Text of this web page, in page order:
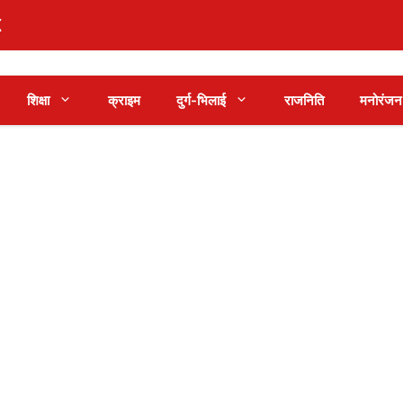
शिक्षा क्राइम दुर्ग-भिलाई राजनिति मनोरंजन